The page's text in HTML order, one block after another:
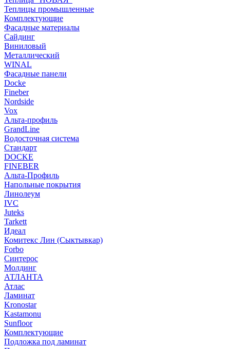
Теплицы промышленные
Комплектующие
Фасадные материалы
Сайдинг
Виниловый
Металлический
WINAL
Фасадные панели
Docke
Fineber
Nordside
Vox
Альта-профиль
GrandLine
Водосточная система
Стандарт
DOCKE
FINEBER
Альта-Профиль
Напольные покрытия
Линолеум
IVC
Juteks
Tarkett
Идеал
Комитекс Лин (Сыктывкар)
Forbo
Синтерос
Молдинг
АТЛАНТА
Атлас
Ламинат
Kronostar
Kastamonu
Sunfloor
Комплектующие
Подложка под ламинат